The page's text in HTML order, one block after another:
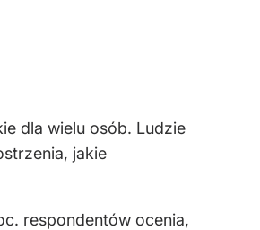
dla wielu osób. Ludzie
jakie
respondentów ocenia,